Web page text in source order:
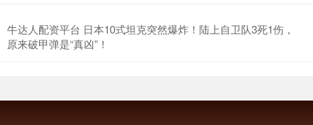
牛达人配资平台 日本10式坦克突然爆炸！陆上自卫队3死1伤，
原来破甲弹是“真凶”！